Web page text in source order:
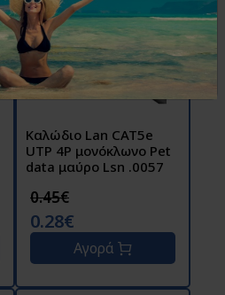
Καλώδιο Lan CAT5e
UTP 4P μονόκλωνο Pet
data μαύρο Lsn .0057
0.45€
0.28€
Αγορά